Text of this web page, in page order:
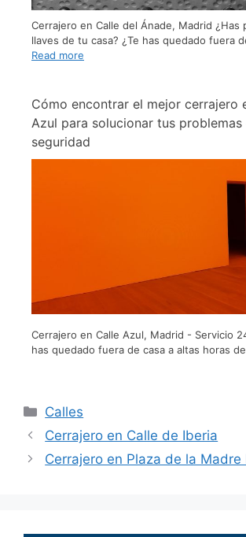
Cerrajero en Calle del Ánade, Madrid ¿Has
llaves de tu casa? ¿Te has quedado fuera
Read more
Cómo encontrar el mejor cerrajero
Azul para solucionar tus problemas
seguridad
Cerrajero en Calle Azul, Madrid - Servicio
has quedado fuera de casa a altas horas de
Calles
Cerrajero en Calle de Iberia
Cerrajero en Plaza de la Madre